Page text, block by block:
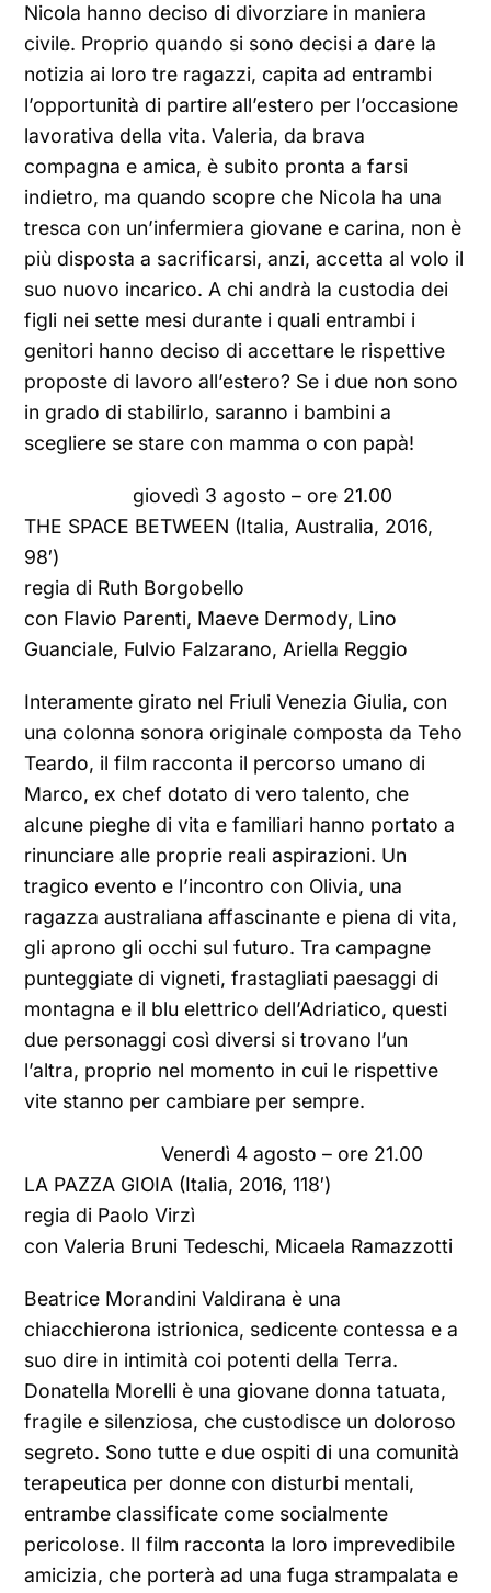
Nicola hanno deciso di divorziare in maniera
civile. Proprio quando si sono decisi a dare la
notizia ai loro tre ragazzi, capita ad entrambi
l’opportunità di partire all’estero per l’occasione
lavorativa della vita. Valeria, da brava
compagna e amica, è subito pronta a farsi
indietro, ma quando scopre che Nicola ha una
tresca con un’infermiera giovane e carina, non è
più disposta a sacrificarsi, anzi, accetta al volo il
suo nuovo incarico. A chi andrà la custodia dei
figli nei sette mesi durante i quali entrambi i
genitori hanno deciso di accettare le rispettive
proposte di lavoro all’estero? Se i due non sono
in grado di stabilirlo, saranno i bambini a
scegliere se stare con mamma o con papà!
giovedì 3 agosto – ore 21.00
THE SPACE BETWEEN (Italia, Australia, 2016,
98′)
regia di Ruth Borgobello
con Flavio Parenti, Maeve Dermody, Lino
Guanciale, Fulvio Falzarano, Ariella Reggio
Interamente girato nel Friuli Venezia Giulia, con
una colonna sonora originale composta da Teho
Teardo, il film racconta il percorso umano di
Marco, ex chef dotato di vero talento, che
alcune pieghe di vita e familiari hanno portato a
rinunciare alle proprie reali aspirazioni. Un
tragico evento e l’incontro con Olivia, una
ragazza australiana affascinante e piena di vita,
gli aprono gli occhi sul futuro. Tra campagne
punteggiate di vigneti, frastagliati paesaggi di
montagna e il blu elettrico dell’Adriatico, questi
due personaggi così diversi si trovano l’un
l’altra, proprio nel momento in cui le rispettive
vite stanno per cambiare per sempre.
Venerdì 4 agosto – ore 21.00
LA PAZZA GIOIA (Italia, 2016, 118′)
regia di Paolo Virzì
con Valeria Bruni Tedeschi, Micaela Ramazzotti
Beatrice Morandini Valdirana è una
chiacchierona istrionica, sedicente contessa e a
suo dire in intimità coi potenti della Terra.
Donatella Morelli è una giovane donna tatuata,
fragile e silenziosa, che custodisce un doloroso
segreto. Sono tutte e due ospiti di una comunità
terapeutica per donne con disturbi mentali,
entrambe classificate come socialmente
pericolose. Il film racconta la loro imprevedibile
amicizia, che porterà ad una fuga strampalata e